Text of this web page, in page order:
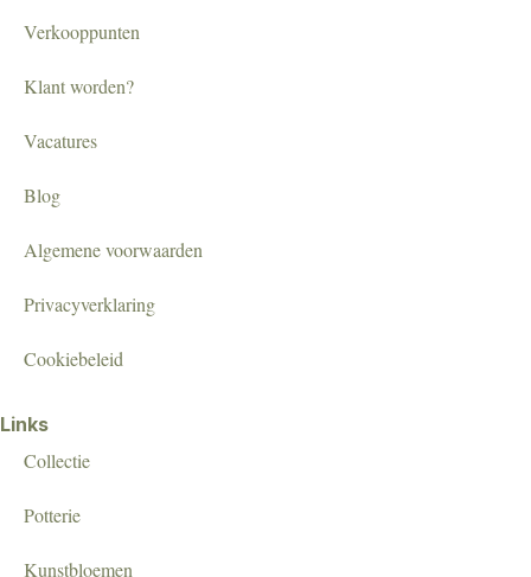
Verkooppunten
Klant worden?
Vacatures
Blog
Algemene voorwaarden
Privacyverklaring
Cookiebeleid
Links
Collectie
Potterie
Kunstbloemen